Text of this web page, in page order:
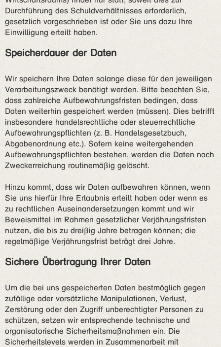
Durchführung des Schuldverhältnisses erforderlich,
gesetzlich vorgeschrieben ist oder Sie uns dazu Ihre
Einwilligung erteilt haben.
Speicherdauer der Daten
Wir speichern Ihre Daten solange diese für den jeweiligen
Verarbeitungszweck benötigt werden. Bitte beachten Sie,
dass zahlreiche Aufbewahrungsfristen bedingen, dass
Daten weiterhin gespeichert werden (müssen). Dies betrifft
insbesondere handelsrechtliche oder steuerrechtliche
Aufbewahrungspflichten (z. B. Handelsgesetzbuch,
Abgabenordnung etc.). Sofern keine weitergehenden
Aufbewahrungspflichten bestehen, werden die Daten nach
Zweckerreichung routinemäßig gelöscht.
Hinzu kommt, dass wir Daten aufbewahren können, wenn
Sie uns hierfür Ihre Erlaubnis erteilt haben oder wenn es
zu rechtlichen Auseinandersetzungen kommt und wir
Beweismittel im Rahmen gesetzlicher Verjährungsfristen
nutzen, die bis zu dreißig Jahre betragen können; die
regelmäßige Verjährungsfrist beträgt drei Jahre.
Sichere Übertragung Ihrer Daten
Um die bei uns gespeicherten Daten bestmöglich gegen
zufällige oder vorsätzliche Manipulationen, Verlust,
Zerstörung oder den Zugriff unberechtigter Personen zu
schützen, setzen wir entsprechende technische und
organisatorische Sicherheitsmaßnahmen ein. Die
Sicherheitslevels werden in Zusammenarbeit mit